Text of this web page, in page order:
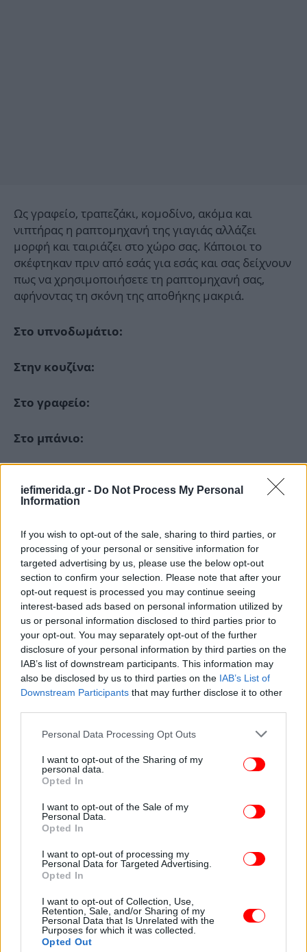
iefimerida.gr - Do Not Process My Personal
Information
If you wish to opt-out of the sale, sharing to third parties, or
processing of your personal or sensitive information for
targeted advertising by us, please use the below opt-out
section to confirm your selection. Please note that after your
opt-out request is processed you may continue seeing
interest-based ads based on personal information utilized by
us or personal information disclosed to third parties prior to
your opt-out. You may separately opt-out of the further
disclosure of your personal information by third parties on the
IAB’s list of downstream participants. This information may
also be disclosed by us to third parties on the IAB’s List of
Downstream Participants that may further disclose it to other
Please note that this website/app uses one or more Google
not limited to your visit or usage behaviour. You may click to
grant or deny consent to Google and its third-party tags to
use your data for below specified purposes in below Google
consent section.
Personal Data Processing Opt Outs
I want to opt-out of the Sharing of my
personal data.
Opted In
I want to opt-out of the Sale of my
Personal Data.
Opted In
I want to opt-out of processing my
Personal Data for Targeted Advertising.
Opted In
I want to opt-out of Collection, Use,
Retention, Sale, and/or Sharing of my
Personal Data that Is Unrelated with the
Purposes for which it was collected.
Opted Out
Ως γραφείο, τραπεζάκι, κομοδίνο, ακόμα και
νιπτήρας η ραπτομηχανή της γιαγιάς αλλάζει
μορφή και ταιριάζει στο χώρο σας. Κάποιοι το
σκέφτηκαν πριν από εσάς για εσάς και σας δείχνουν
πως να χρησιμοποιήσετε τη ραπτομηχανή σας,
αφήνοντας τη σκόνη της αποθήκης μακριά.
Στο υπνοδωμάτιο:
Στην κουζίνα:
Στο γραφείο:
Στο μπάνιο:
Ακολουθήστε το στο Google News
και μάθετε
πρώτοι όλες τις ειδήσεις